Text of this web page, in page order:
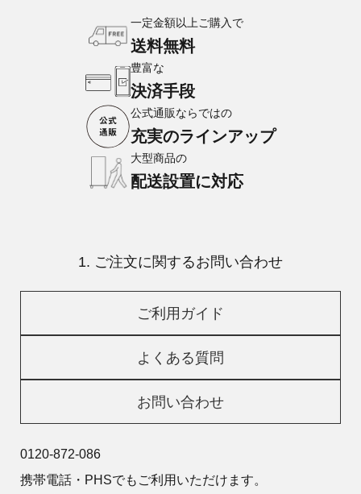
一定金額以上ご購入で
送料無料
豊富な
決済手段
公式通販ならではの
充実のラインアップ
大型商品の
配送設置に対応
1. ご注文に関するお問い合わせ
ご利用ガイド
よくある質問
お問い合わせ
0120-872-086
携帯電話・PHSでもご利用いただけます。